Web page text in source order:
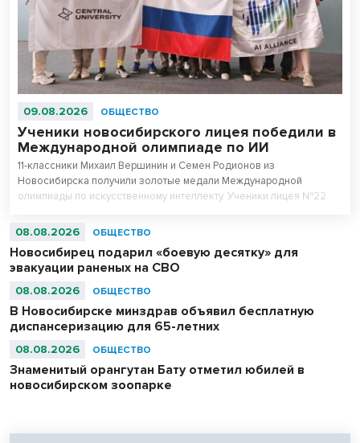
09.08.2026 ОБЩЕСТВО
Ученики новосибирского лицея победили в
Международной олимпиаде по ИИ
11-классники Михаил Вершинин и Семен Родионов из
Новосибирска получили золотые медали Международной
олимпиады по искусственному интеллекту. Ученики лицея №22
абсолютными чемпионами соревнований.
08.08.2026 ОБЩЕСТВО
Новосибирец подарил «боевую десятку» для
эвакуации раненых на СВО
08.08.2026 ОБЩЕСТВО
В Новосибирске минздрав объявил бесплатную
диспансеризацию для 65-летних
08.08.2026 ОБЩЕСТВО
Знаменитый орангутан Бату отметил юбилей в
новосибирском зоопарке